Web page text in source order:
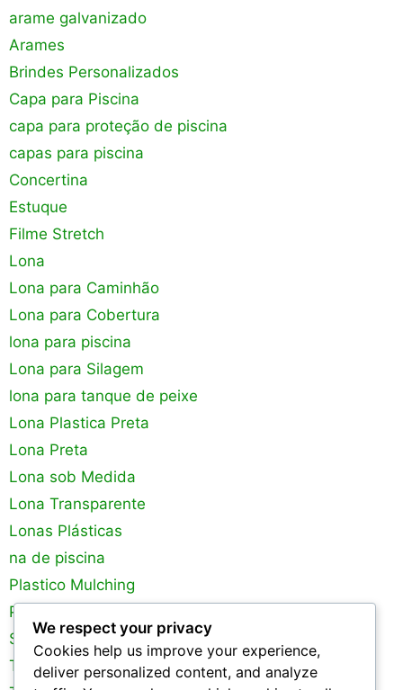
arame galvanizado
Arames
Brindes Personalizados
Capa para Piscina
capa para proteção de piscina
capas para piscina
Concertina
Estuque
Filme Stretch
Lona
Lona para Caminhão
Lona para Cobertura
lona para piscina
Lona para Silagem
lona para tanque de peixe
Lona Plastica Preta
Lona Preta
Lona sob Medida
Lona Transparente
Lonas Plásticas
na de piscina
Plastico Mulching
Plastico para Estufa
Silagem
Tanques de Peixes
We respect your privacy
Cookies help us improve your experience,
deliver personalized content, and analyze